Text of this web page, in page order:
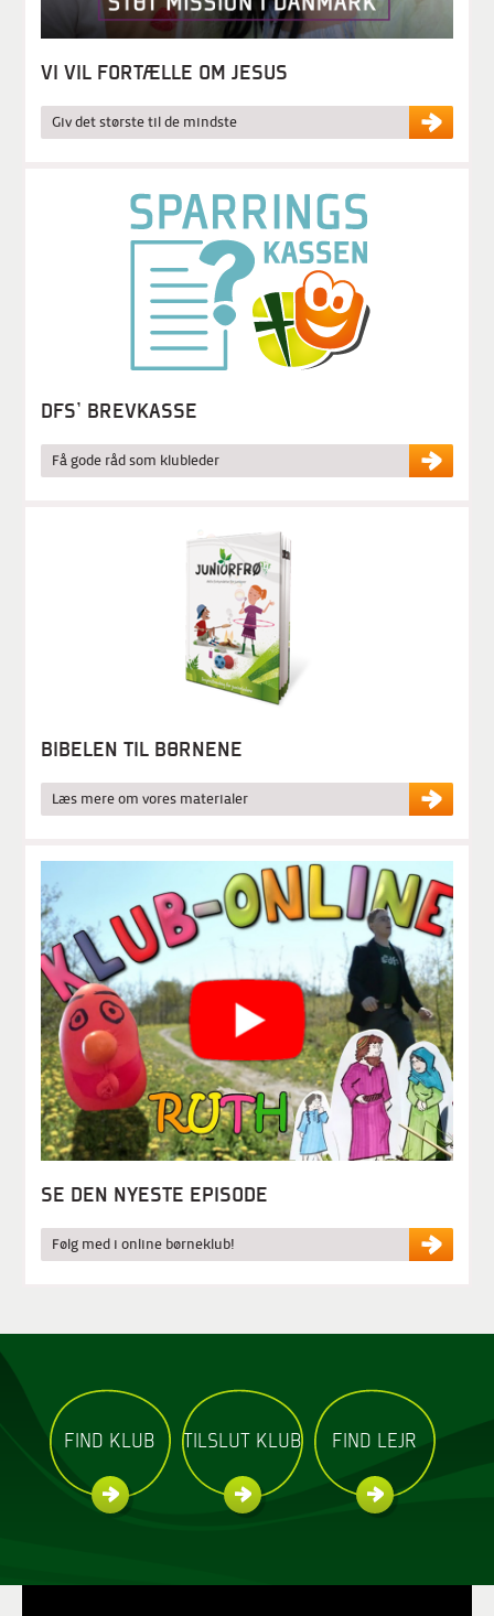
VI VIL FORTÆLLE OM JESUS
Giv det største til de mindste
DFS' BREVKASSE
Få gode råd som klubleder
BIBELEN TIL BØRNENE
Læs mere om vores materialer
SE DEN NYESTE EPISODE
Følg med i online børneklub!
FIND KLUB TILSLUT KLUB FIND LEJR